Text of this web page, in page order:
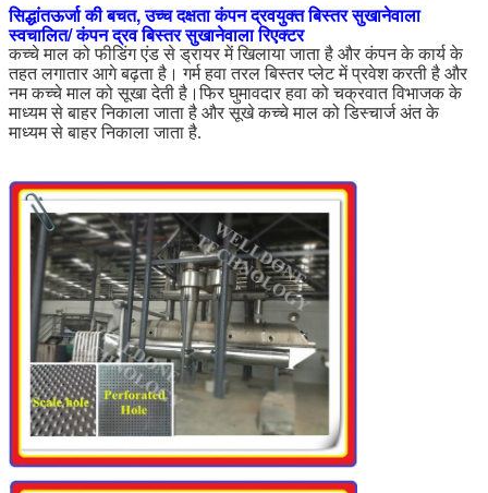
सिद्धांतऊर्जा की बचत, उच्च दक्षता कंपन द्रवयुक्त बिस्तर सुखानेवाला
स्वचालित/ कंपन द्रव बिस्तर सुखानेवाला रिएक्टर
कच्चे माल को फीडिंग एंड से ड्रायर में खिलाया जाता है और कंपन के कार्य के
तहत लगातार आगे बढ़ता है। गर्म हवा तरल बिस्तर प्लेट में प्रवेश करती है और
नम कच्चे माल को सूखा देती है।फिर घुमावदार हवा को चक्रवात विभाजक के
माध्यम से बाहर निकाला जाता है और सूखे कच्चे माल को डिस्चार्ज अंत के
माध्यम से बाहर निकाला जाता है.